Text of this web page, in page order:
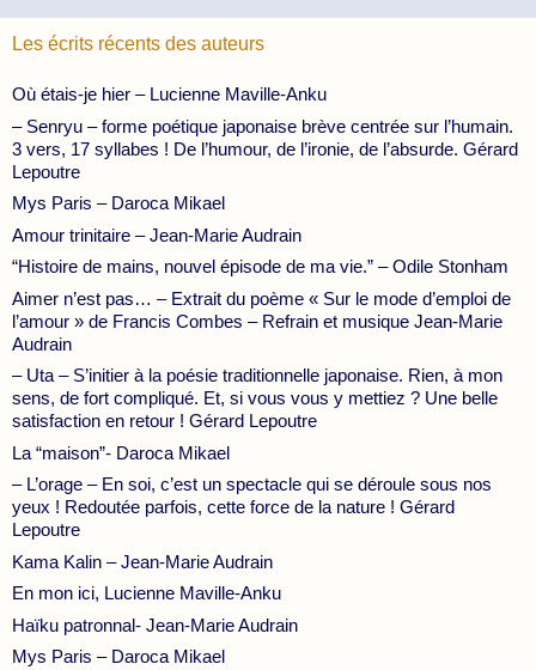
Les écrits récents des auteurs
Où étais-je hier – Lucienne Maville-Anku
– Senryu – forme poétique japonaise brève centrée sur l’humain.
3 vers, 17 syllabes ! De l’humour, de l’ironie, de l’absurde. Gérard
Lepoutre
Mys Paris – Daroca Mikael
Amour trinitaire – Jean-Marie Audrain
“Histoire de mains, nouvel épisode de ma vie.” – Odile Stonham
Aimer n’est pas… – Extrait du poème « Sur le mode d’emploi de
l’amour » de Francis Combes – Refrain et musique Jean-Marie
Audrain
– Uta – S’initier à la poésie traditionnelle japonaise. Rien, à mon
sens, de fort compliqué. Et, si vous vous y mettiez ? Une belle
satisfaction en retour ! Gérard Lepoutre
La “maison”- Daroca Mikael
– L’orage – En soi, c’est un spectacle qui se déroule sous nos
yeux ! Redoutée parfois, cette force de la nature ! Gérard
Lepoutre
Kama Kalin – Jean-Marie Audrain
En mon ici, Lucienne Maville-Anku
Haïku patronnal- Jean-Marie Audrain
Mys Paris – Daroca Mikael